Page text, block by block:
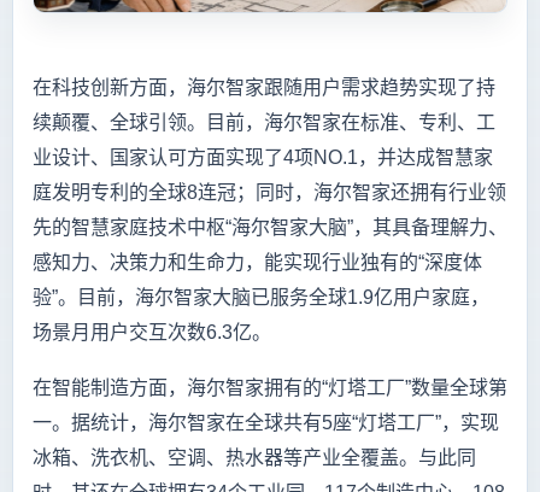
在科技创新方面，海尔智家跟随用户需求趋势实现了持
续颠覆、全球引领。目前，海尔智家在标准、专利、工
业设计、国家认可方面实现了4项NO.1，并达成智慧家
庭发明专利的全球8连冠；同时，海尔智家还拥有行业领
先的智慧家庭技术中枢“海尔智家大脑”，其具备理解力、
感知力、决策力和生命力，能实现行业独有的“深度体
验”。目前，海尔智家大脑已服务全球1.9亿用户家庭，
场景月用户交互次数6.3亿。
在智能制造方面，海尔智家拥有的“灯塔工厂”数量全球第
一。据统计，海尔智家在全球共有5座“灯塔工厂”，实现
冰箱、洗衣机、空调、热水器等产业全覆盖。与此同